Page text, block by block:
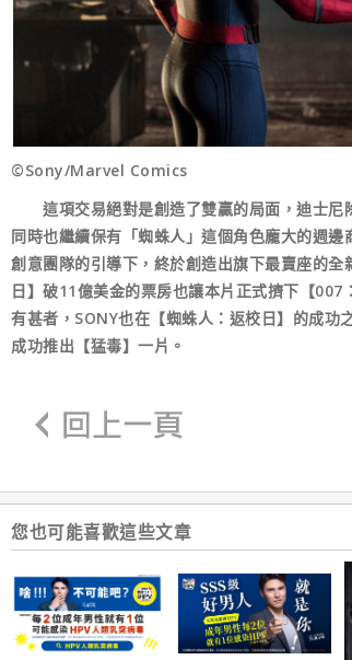
©Sony/Marvel Comics
這項交易絕對是創造了雙贏的局面，迪士尼
同時也繼續保有「蜘蛛人」這個角色龐大的週
創意團隊的引導下，終於創造出旗下最賣座的
日】破11億美金的票房也讓本片正式擠下【
有甚者，SONY也在【蜘蛛人：返校日】的成功
成功推出【猛毒】一片。
您也可能喜歡這些文章